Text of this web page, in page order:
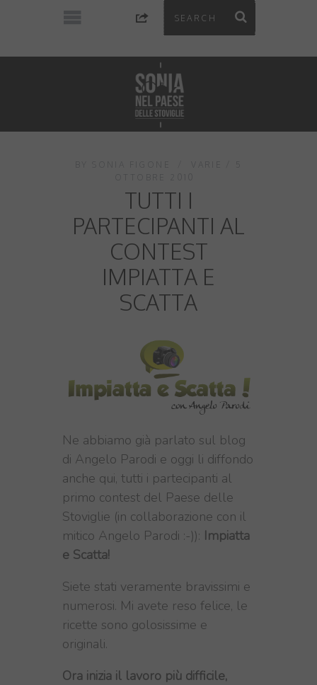
TUTTI I
PARTECIPANTI AL
CONTEST
IMPIATTA E
SCATTA
Ne abbiamo già parlato sul blog
di Angelo Parodi e oggi li diffondo
anche qui, tutti i partecipanti al
primo contest del Paese delle
Stoviglie (in collaborazione con il
mitico Angelo Parodi :-)): Impiatta
e Scatta!
Siete stati veramente bravissimi e
numerosi. Mi avete reso felice, le
ricette sono golosissime e
originali.
Ora inizia il lavoro più difficile,